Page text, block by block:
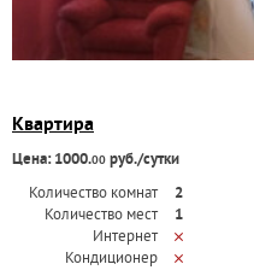
Квартира
Цена: 1000.00 руб./сутки
Количество комнат
2
Количество мест
1
Интернет
Кондиционер